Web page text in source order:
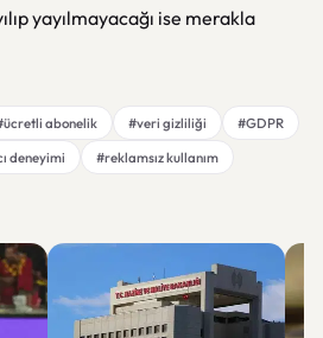
yayılmayacağı ise merakla
abonelik #veri gizliliği
#GDPR
deneyimi #reklamsız kullanım